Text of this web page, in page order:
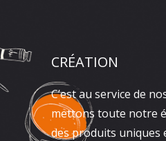
CRÉATION
C’est au service de
mettons toute notre
des produits uniques